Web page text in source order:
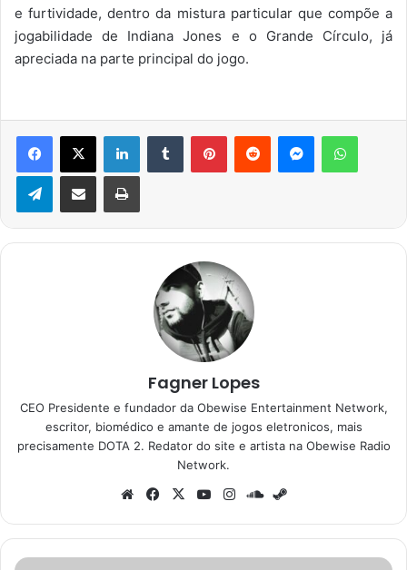
e furtividade, dentro da mistura particular que compõe a
jogabilidade de Indiana Jones e o Grande Círculo, já
apreciada na parte principal do jogo.
Facebook
X LinkedinTumblr PinterestReddit Messenger
TelegramCompartilhar via e-mail Imprimir
Fagner Lopes
CEO Presidente e fundador da Obewise Entertainment Network,
escritor, biomédico e amante de jogos eletronicos, mais
precisamente DOTA 2. Redator do site e artista na Obewise Radio
Network.
WebsiteFacebook
X YouTubeInstagramSoundCloud
As